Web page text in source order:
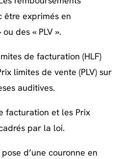
être exprimés en
des « PLV ».
de facturation (HLF)
limites de vente (PLV) sur
auditives.
facturation et les Prix
par la loi.
d’une couronne en